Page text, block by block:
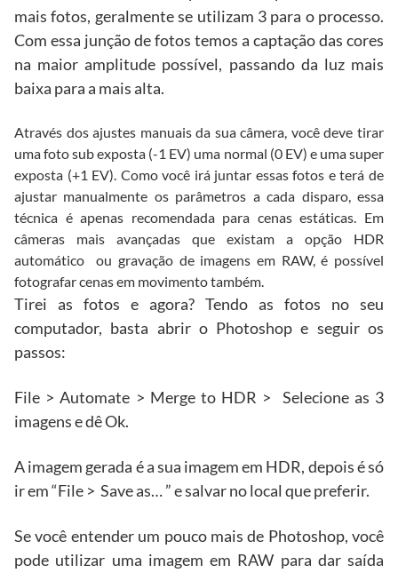
mais fotos, geralmente se utilizam 3 para o processo.
Com essa junção de fotos temos a captação das cores
na maior amplitude possível, passando da luz mais
baixa para a mais alta.
Através dos ajustes manuais da sua câmera, você deve tirar
uma foto sub exposta (-1 EV) uma normal (0 EV) e uma super
exposta (+1 EV). Como você irá juntar essas fotos e terá de
ajustar manualmente os parâmetros a cada disparo, essa
técnica é apenas recomendada para cenas estáticas. Em
câmeras mais avançadas que existam a opção HDR
automático ou gravação de imagens em RAW, é possível
fotografar cenas em movimento também.
Tirei as fotos e agora? Tendo as fotos no seu
computador, basta abrir o Photoshop e seguir os
passos:
File > Automate > Merge to HDR > Selecione as 3
imagens e dê Ok.
A imagem gerada é a sua imagem em HDR, depois é só
ir em “File > Save as… ” e salvar no local que preferir.
Se você entender um pouco mais de Photoshop, você
pode utilizar uma imagem em RAW para dar saída